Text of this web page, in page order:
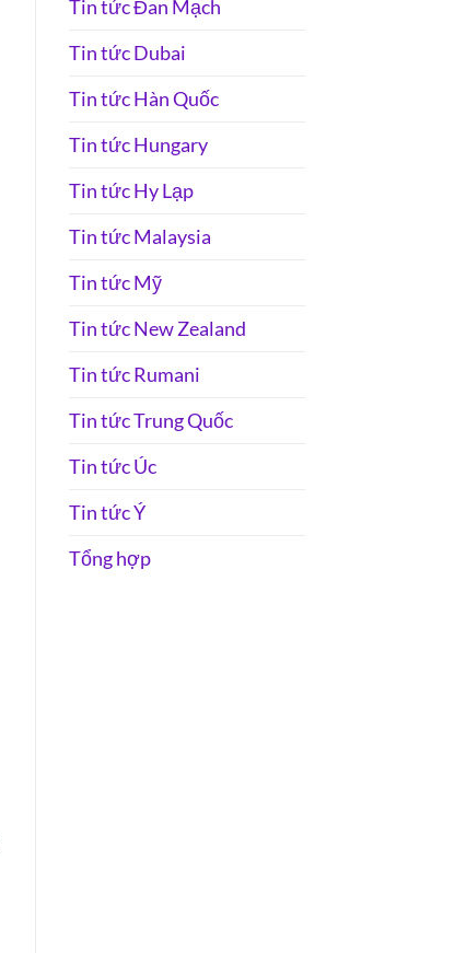
Tin tức Đan Mạch
Tin tức Dubai
Tin tức Hàn Quốc
Tin tức Hungary
Tin tức Hy Lạp
Tin tức Malaysia
Tin tức Mỹ
Tin tức New Zealand
Tin tức Rumani
Tin tức Trung Quốc
Tin tức Úc
Tin tức Ý
Tổng hợp